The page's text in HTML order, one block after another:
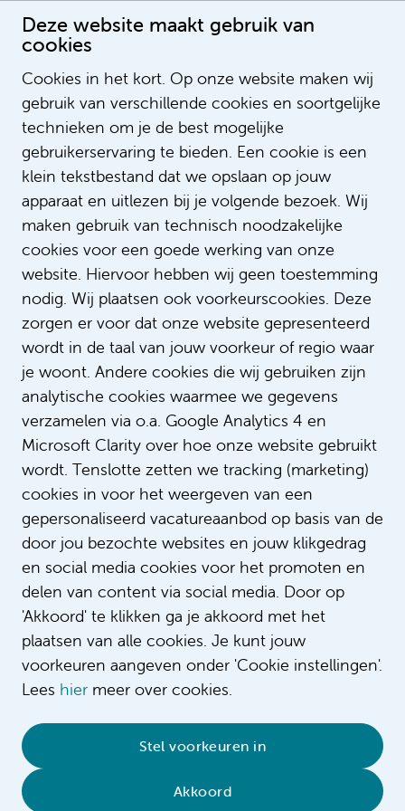
Deze website maakt gebruik van
cookies
Cookies in het kort. Op onze website maken wij
gebruik van verschillende cookies en soortgelijke
technieken om je de best mogelijke
gebruikerservaring te bieden. Een cookie is een
klein tekstbestand dat we opslaan op jouw
apparaat en uitlezen bij je volgende bezoek. Wij
maken gebruik van technisch noodzakelijke
cookies voor een goede werking van onze
website. Hiervoor hebben wij geen toestemming
nodig. Wij plaatsen ook voorkeurscookies. Deze
zorgen er voor dat onze website gepresenteerd
wordt in de taal van jouw voorkeur of regio waar
je woont. Andere cookies die wij gebruiken zijn
analytische cookies waarmee we gegevens
verzamelen via o.a. Google Analytics 4 en
Microsoft Clarity over hoe onze website gebruikt
wordt. Tenslotte zetten we tracking (marketing)
cookies in voor het weergeven van een
gepersonaliseerd vacatureaanbod op basis van de
door jou bezochte websites en jouw klikgedrag
en social media cookies voor het promoten en
delen van content via social media. Door op
'Akkoord' te klikken ga je akkoord met het
plaatsen van alle cookies. Je kunt jouw
voorkeuren aangeven onder 'Cookie instellingen'.
Lees hier meer over cookies.
Stel voorkeuren in
Akkoord
Bart de Jong
Cookieverklaring • Sitemap